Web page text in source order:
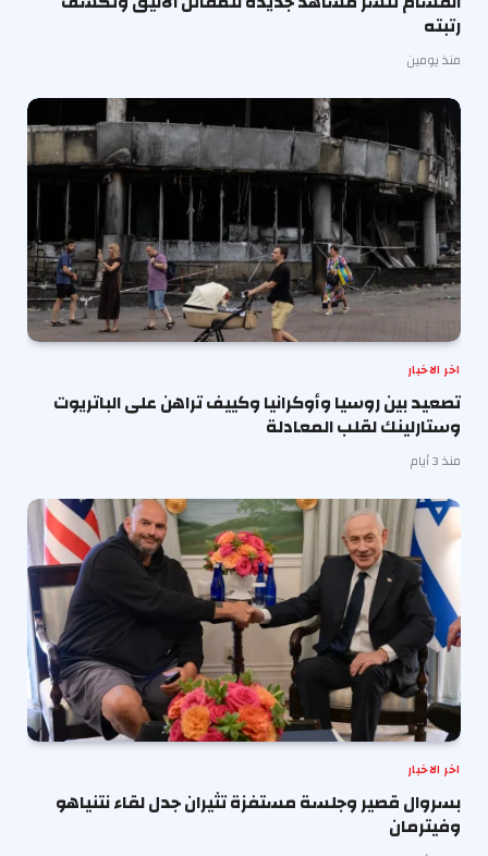
رتبته
منذ يومين
اخر الاخبار
تصعيد بين روسيا وأوكرانيا وكييف تراهن على الباتريوت
وستارلينك لقلب المعادلة
منذ 3 أيام
اخر الاخبار
بسروال قصير وجلسة مستفزة تثيران جدل لقاء نتنياهو
وفيترمان